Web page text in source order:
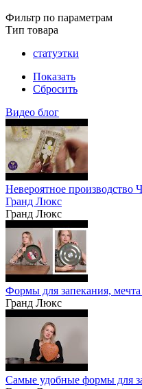
Фильтр по параметрам
Тип товара
статуэтки
Показать
Сбросить
Видео блог
Невероятное производство
Гранд Люкс
Гранд Люкс
Формы для запекания,
Гранд Люкс
Самые удобные формы для